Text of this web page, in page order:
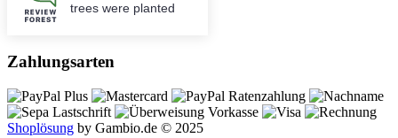
trees were planted
Zahlungsarten
Shoplösung by Gambio.de © 2025